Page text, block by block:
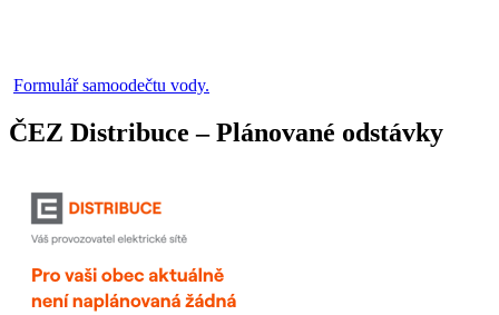
Formulář samoodečtu vody.
ČEZ Distribuce – Plánované odstávky